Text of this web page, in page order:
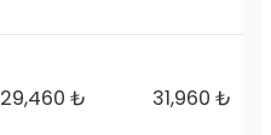
29,460 ₺ 31,960 ₺